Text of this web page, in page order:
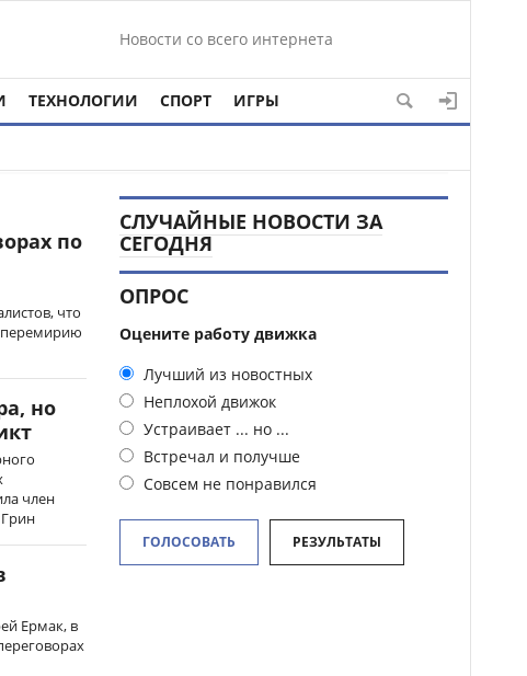
Новости со всего интернета
ТЕХНОЛОГИИ СПОРТ ИГРЫ
по
что
перемирию
но
член
Ермак, в
СЛУЧАЙНЫЕ НОВОСТИ ЗА
СЕГОДНЯ
ОПРОС
Оцените работу движка
Лучший из новостных
Неплохой движок
Устраивает ... но ...
Встречал и получше
Совсем не понравился
ГОЛОСОВАТЬ РЕЗУЛЬТАТЫ